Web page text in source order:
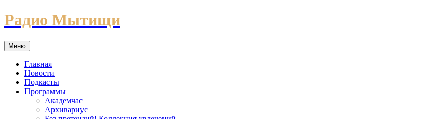
Перейти
к
Радио Мытищи
Меню
Главная
Новости
Подкасты
Программы
Академчас
Архивариус